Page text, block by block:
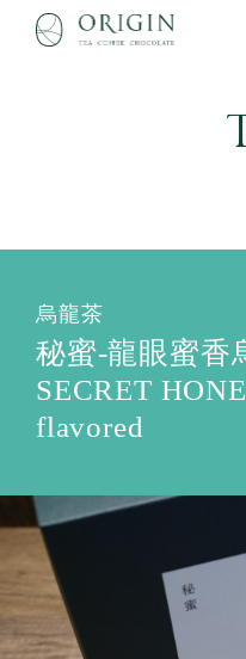
烏龍茶
秘蜜-龍眼蜜香
SECRET
flavored